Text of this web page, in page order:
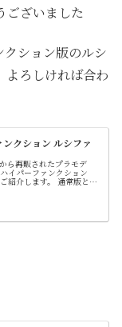
ございました
ション版のルシ
よろしければ合わ
ンクション ルシファ
ら再販されたプラモデ
イパーファンクション
紹介します。 通常版との
で未塗装でも設定通りの